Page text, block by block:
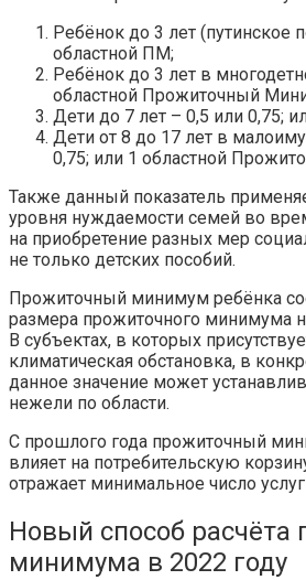
Ребёнок до 3 лет (путинское
областной ПМ;
Ребёнок до 3 лет в
областной Прожиточный
Дети до 7 лет – 0,5 или 0,75;
Дети от 8 до 17 лет в
0,75; или 1 областной
Также данный показатель
уровня нуждаемости семей во
на приобретение разных мер
не только детских пособий.
Прожиточный минимум ребёнка
размера прожиточного минимума
В субъектах, в которых
климатическая обстановка, в
данное значение может
нежели по области.
С прошлого года прожиточный
влияет на потребительскую
отражает минимальное число
Новый способ расчёта
минимума в 2022 году